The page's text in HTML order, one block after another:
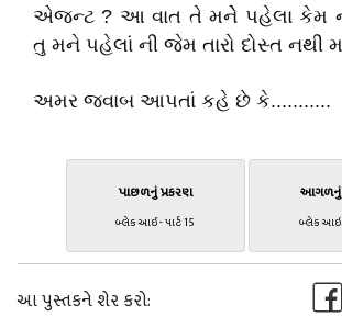
એજન્ટ ? આ વાત તે મનેે પહેલા કેમ ન
તુ મને પહેલાં ની જેમ તારો દોસ્ત નથી
અમર જવાબ આપતાં કહે છે કે...........
પાછળનું પ્રકરણ
બ્લેક આઈ - પાર્ટ 15
આગળનું
બ્લેક આઇ
આ પુસ્તકને શેર કરો: